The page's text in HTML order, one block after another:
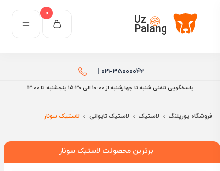
Uz
Palang
0
021-35000042 |
پاسخگویی تلفنی شنبه تا چهارشنبه از 10:00 الی ۱۵:30 پنجشنبه تا 13:00
فروشگاه یوزپلنگ لاستیک لاستیک تایوانی لاستیک سونار
برترین محصولات لاستیک سونار